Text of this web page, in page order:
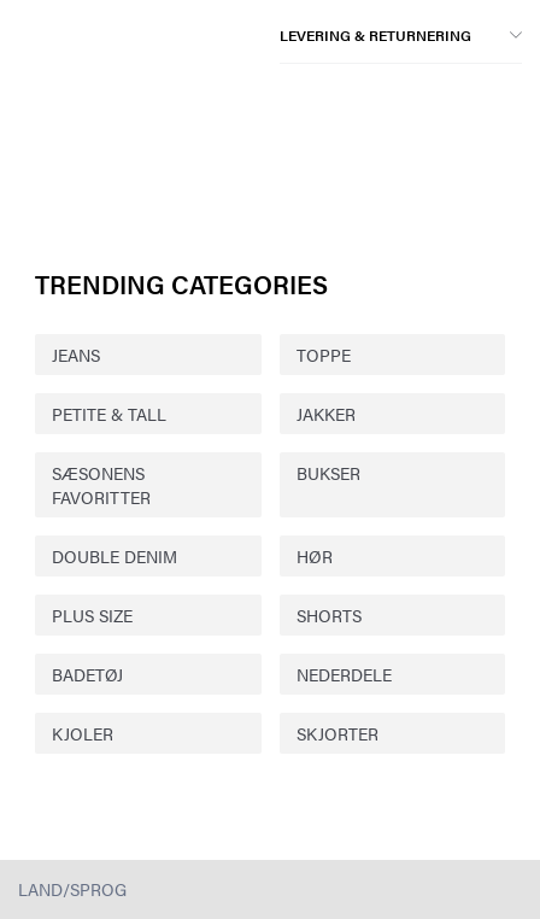
LEVERING & RETURNERING
TRENDING CATEGORIES
JEANS TOPPE
PETITE & TALL JAKKER
SÆSONENS
FAVORITTER
BUKSER
DOUBLE DENIM HØR
PLUS SIZE SHORTS
BADETØJ NEDERDELE
KJOLER SKJORTER
LAND/SPROG